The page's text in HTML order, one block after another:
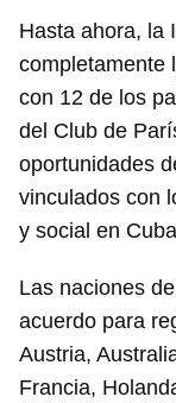
Hasta ahora, la
completamente
con 12 de los
del Club de
oportunidades
vinculados con
y social en
Las naciones
acuerdo para
Austria,
Francia,